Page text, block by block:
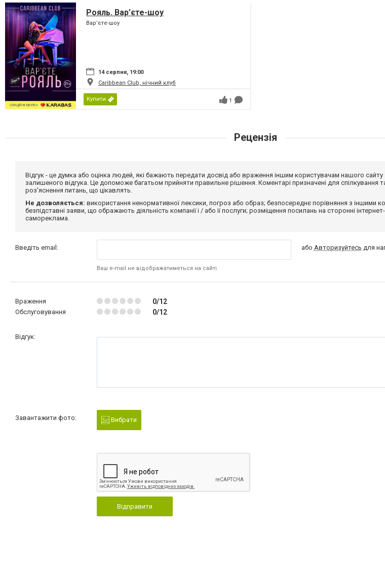
Рояль. Вар’єте-шоу
Вар’єте-шоу
14 серпня, 19:00
Caribbean Club, нічний клуб
Купити 1
Рецензія
Відгук - це думка або оцінка людей, які бажають передати досвід або враження іншим користувачам нашого
залишеного відгука. Це допоможе багатьом прийняти правильне рішення. Коментарі призначені для спілкування
роз'яснення питань, що цікавлять.
Не дозволяється: використання ненормативної лексики, погроз або образ; безпосереднє порівняння з іншими
безпідставні заяви, що ображають діяльність компанії і / або її послуги; розміщення посилань на сторонні
самореклама.
Введіть email:
Ваш e-mail не відображатиметься на сайті
або Авторизуйтесь для
Враження 0/12
Обслуговування 0/12
Відгук:
Завантажити фото: Вибрати
Відправити